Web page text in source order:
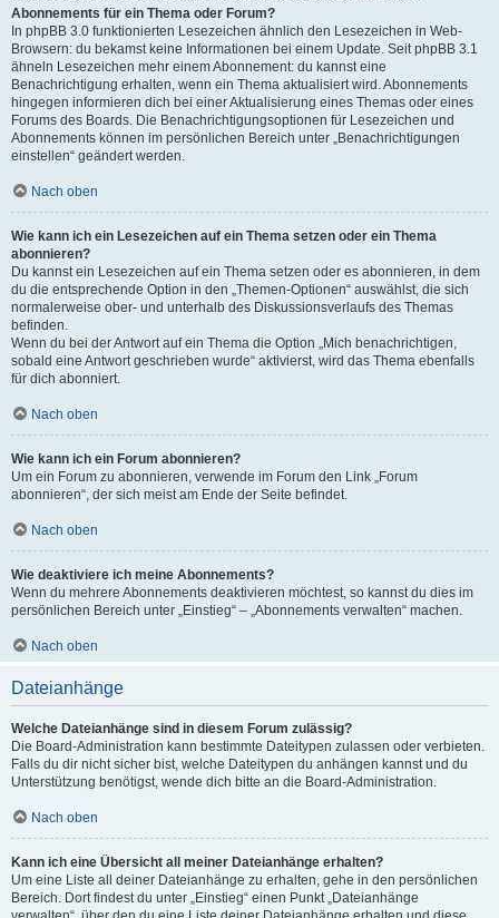
Abonnements für ein Thema oder Forum?
In phpBB 3.0 funktionierten Lesezeichen ähnlich den Lesezeichen in Web-
Browsern: du bekamst keine Informationen bei einem Update. Seit phpBB 3.1
ähneln Lesezeichen mehr einem Abonnement: du kannst eine
Benachrichtigung erhalten, wenn ein Thema aktualisiert wird. Abonnements
hingegen informieren dich bei einer Aktualisierung eines Themas oder eines
Forums des Boards. Die Benachrichtigungsoptionen für Lesezeichen und
Abonnements können im persönlichen Bereich unter „Benachrichtigungen
einstellen“ geändert werden.
Nach oben
Wie kann ich ein Lesezeichen auf ein Thema setzen oder ein Thema
abonnieren?
Du kannst ein Lesezeichen auf ein Thema setzen oder es abonnieren, in dem
du die entsprechende Option in den „Themen-Optionen“ auswählst, die sich
normalerweise ober- und unterhalb des Diskussionsverlaufs des Themas
befinden.
Wenn du bei der Antwort auf ein Thema die Option „Mich benachrichtigen,
sobald eine Antwort geschrieben wurde“ aktivierst, wird das Thema ebenfalls
für dich abonniert.
Nach oben
Wie kann ich ein Forum abonnieren?
Um ein Forum zu abonnieren, verwende im Forum den Link „Forum
abonnieren“, der sich meist am Ende der Seite befindet.
Nach oben
Wie deaktiviere ich meine Abonnements?
Wenn du mehrere Abonnements deaktivieren möchtest, so kannst du dies im
persönlichen Bereich unter „Einstieg“ – „Abonnements verwalten“ machen.
Nach oben
Dateianhänge
Welche Dateianhänge sind in diesem Forum zulässig?
Die Board-Administration kann bestimmte Dateitypen zulassen oder verbieten.
Falls du dir nicht sicher bist, welche Dateitypen du anhängen kannst und du
Unterstützung benötigst, wende dich bitte an die Board-Administration.
Nach oben
Kann ich eine Übersicht all meiner Dateianhänge erhalten?
Um eine Liste all deiner Dateianhänge zu erhalten, gehe in den persönlichen
Bereich. Dort findest du unter „Einstieg“ einen Punkt „Dateianhänge